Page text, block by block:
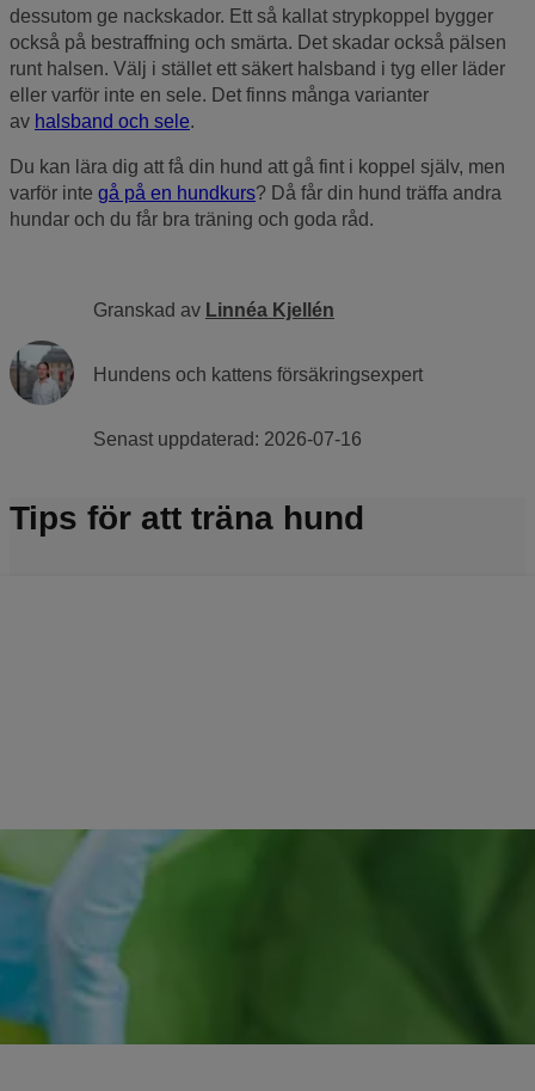
dessutom ge nackskador. Ett så kallat strypkoppel bygger
också på bestraffning och smärta. Det skadar också pälsen
runt halsen. Välj i stället ett säkert halsband i tyg eller läder
eller varför inte en sele. Det finns många varianter
av halsband och sele.
Du kan lära dig att få din hund att gå fint i koppel själv, men
varför inte gå på en hundkurs? Då får din hund träffa andra
hundar och du får bra träning och goda råd.
Granskad av Linnéa Kjellén
Hundens och kattens försäkringsexpert
Senast uppdaterad: 2026-07-16
Tips för att träna hund